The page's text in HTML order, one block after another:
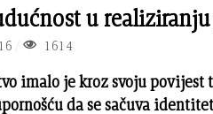
u
1614
imalo je kroz svoju
da se sačuva